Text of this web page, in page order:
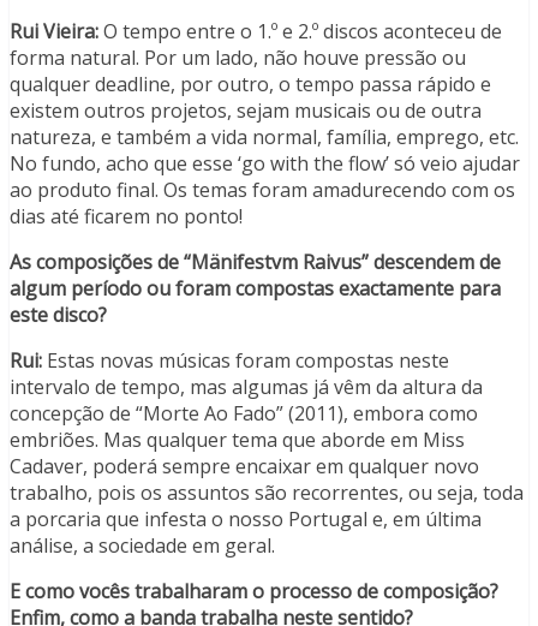
Rui Vieira:O tempo entre o 1.º e 2.º discos aconteceu de
forma natural. Por um lado, não houve pressão ou
qualquer deadline, por outro, o tempo passa rápido e
existem outros projetos, sejam musicais ou de outra
natureza, e também a vida normal, família, emprego, etc.
No fundo, acho que esse ‘go with the flow’ só veio ajudar
ao produto final. Os temas foram amadurecendo com os
dias até ficarem no ponto!
As composições de “Mänifestvm Raivus” descendem de
algum período ou foram compostas exactamente para
este disco?
Rui: Estas novas músicas foram compostas neste
intervalo de tempo, mas algumas já vêm da altura da
concepção de “Morte Ao Fado” (2011), embora como
embriões. Mas qualquer tema que aborde em Miss
Cadaver, poderá sempre encaixar em qualquer novo
trabalho, pois os assuntos são recorrentes, ou seja, toda
a porcaria que infesta o nosso Portugal e, em última
análise, a sociedade em geral.
E como vocês trabalharam o processo de composição?
Enfim, como a banda trabalha neste sentido?